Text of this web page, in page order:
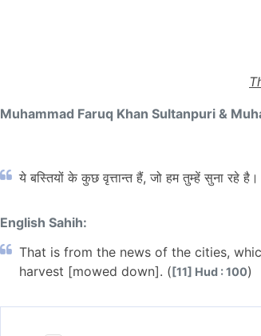
Muhammad Faruq Khan Sultanpuri &
ये बस्तियों के कुछ वृत्तान्त हैं, जो हम तुम्हें सुना
English Sahih:
That is from the news of the cities,
harvest [mowed down]. ([11] Hud : 100)